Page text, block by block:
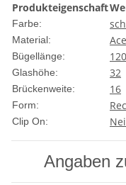
Produkteigenschaft
Farbe:
Material:
Bügellänge: 120
Glashöhe: 32
Brückenweite: 16
Form:
Clip On:
Angaben